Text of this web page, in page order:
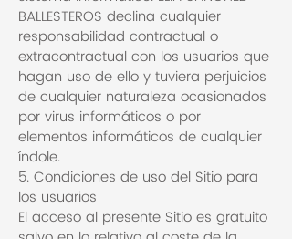
BALLESTEROS declina cualquier
responsabilidad contractual o
extracontractual con los usuarios que
hagan uso de ello y tuviera perjuicios
de cualquier naturaleza ocasionados
por virus informáticos o por
elementos informáticos de cualquier
índole.
5. Condiciones de uso del Sitio para
los usuarios
El acceso al presente Sitio es gratuito